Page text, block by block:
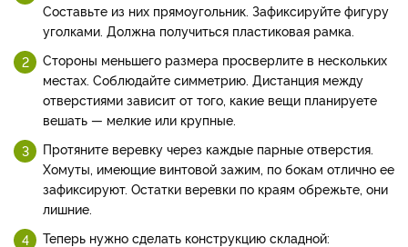
Составьте из них прямоугольник. Зафиксируйте фигуру
уголками. Должна получиться пластиковая рамка.
Стороны меньшего размера просверлите в нескольких
местах. Соблюдайте симметрию. Дистанция между
отверстиями зависит от того, какие вещи планируете
вешать — мелкие или крупные.
Протяните веревку через каждые парные отверстия.
Хомуты, имеющие винтовой зажим, по бокам отлично ее
зафиксируют. Остатки веревки по краям обрежьте, они
лишние.
Теперь нужно сделать конструкцию складной: